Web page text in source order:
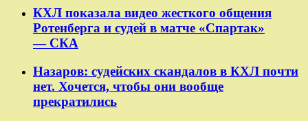
КХЛ показала видео жесткого общения
Ротенберга и судей в матче «Спартак»
— СКА
Назаров: судейских скандалов в КХЛ почти
нет. Хочется, чтобы они вообще
прекратились